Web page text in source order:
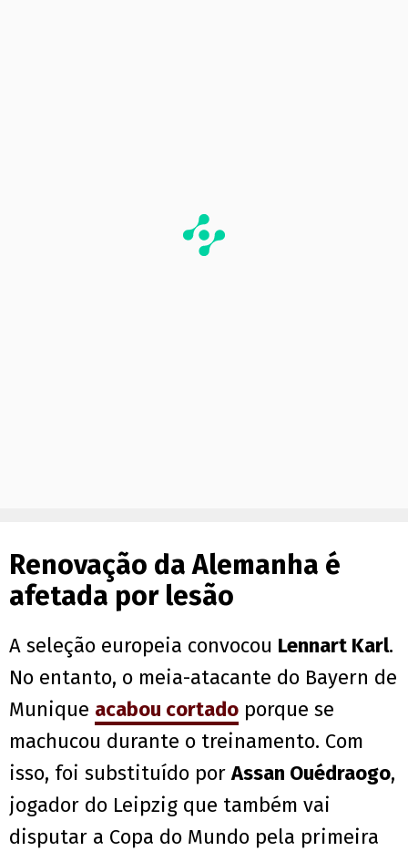
Renovação da Alemanha é
afetada por lesão
A seleção europeia convocou Lennart Karl.
No entanto, o meia-atacante do Bayern de
Munique acabou cortado porque se
machucou durante o treinamento. Com
isso, foi substituído porAssan Ouédraogo,
jogador do Leipzig que também vai
disputar a Copa do Mundo pela primeira